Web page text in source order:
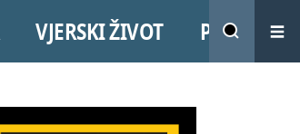
VJERSKI ŽIVOT PROMO